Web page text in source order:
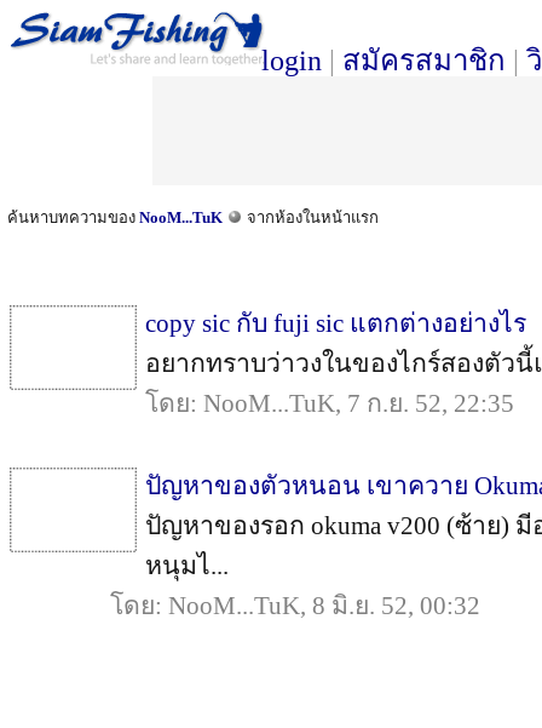
login | สมัครสมาชิก |
ค้นหาบทความของ NooM...TuK จากห้องในหน้าแรก
copy sic กับ fuji sic แตกต่างอย่างไร
อยากทราบว่าวงในของไกร์สองตัว
โดย: NooM...TuK, 7 ก.ย. 52, 22:35
ปัญหาของตัวหนอน เขาควาย
ปัญหาของรอก okuma v200 (ซ้าย
หนุมไ...
โดย: NooM...TuK, 8 มิ.ย. 52, 00:32